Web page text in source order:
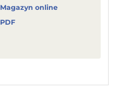
Magazyn online
PDF